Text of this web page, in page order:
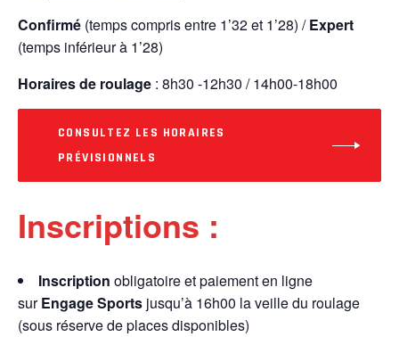
Confirmé (temps compris entre 1’32 et 1’28) /Expert
(temps inférieur à 1’28)
Horaires de roulage : 8h30 -12h30 / 14h00-18h00
CONSULTEZ LES HORAIRES
PRÉVISIONNELS
Inscriptions :
Inscription obligatoire et paiement en ligne
surEngage Sports jusqu’à 16h00 la veille du roulage
(sous réserve de places disponibles)